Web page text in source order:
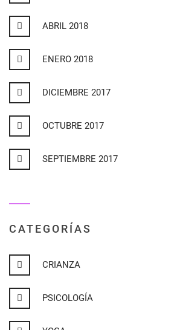
ABRIL 2018
ENERO 2018
DICIEMBRE 2017
OCTUBRE 2017
SEPTIEMBRE 2017
CATEGORÍAS
CRIANZA
PSICOLOGÍA